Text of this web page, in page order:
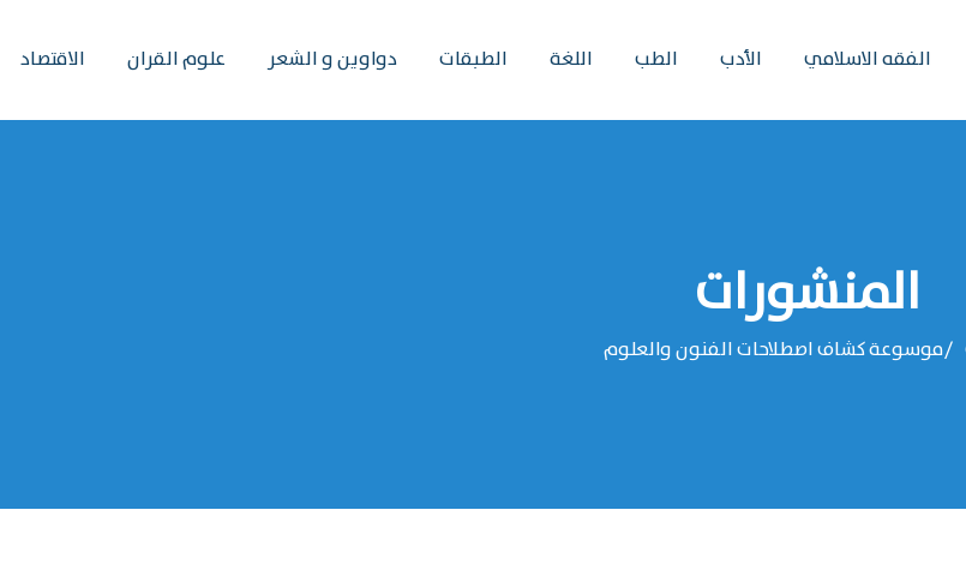
الفقه الاسلامي الأدب الطب اللغة الطبقات دواوين و الشعر علوم القران الاقتصاد
المنشورات
موسوعة كشاف اصطلاحات الفنون والعلوم